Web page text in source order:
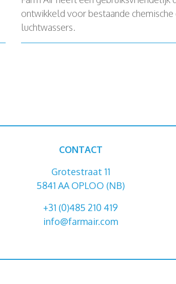
ontwikkeld voor bestaande
luchtwassers.
CONTACT
Grotestraat 11
5841 AA OPLOO (NB)
+31 (0)485 210 419
info@farmair.com